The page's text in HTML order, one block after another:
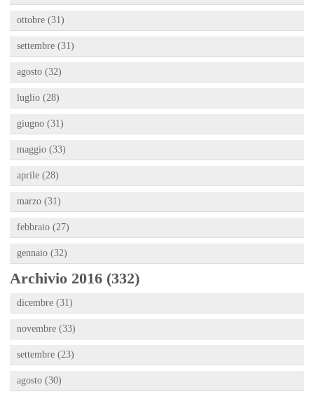
ottobre (31)
settembre (31)
agosto (32)
luglio (28)
giugno (31)
maggio (33)
aprile (28)
marzo (31)
febbraio (27)
gennaio (32)
Archivio 2016 (332)
dicembre (31)
novembre (33)
settembre (23)
agosto (30)